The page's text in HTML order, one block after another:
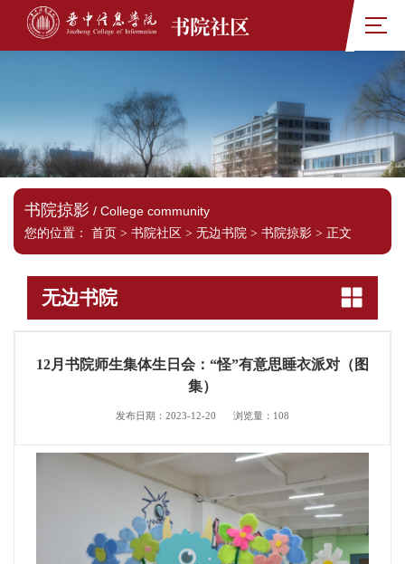
书院社区
书院掠影 / College community
您的位置：
首页 > 书院社区 > 无边书院 > 书院掠影 > 正文
无边书院
12月书院师生集体生日会：“怪”有意思睡衣派对（图
集）
发布日期：2023-12-20 浏览量： 108